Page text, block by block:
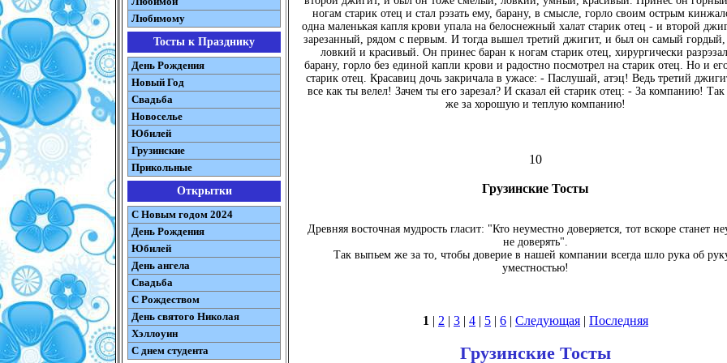
Любимому
Тосты к Празднику
День Рождения
Новый Год
Свадьба
Новоселье
Юбилей
Грузинские
Прикольные
Открытки
С Новым годом 2024
День Рождения
Юбилей
День ангела
Свадьба
С Рождеством
День святого Николая
Хэллоуин
С днем студента
ногам старик отец и стал рэзать ему, барану, в смысле, горло своим острым
одна маленькая капля крови упала на белоснежный халат старик отец - и второй
зарезанный, рядом с первым. И тогда вышел третий джигит, и был он самый
ловкий и красивый. Он принес баран к ногам старик отец, хирургически
барану, горло без единой капли крови и радостно посмотрел на старик отец. Но и
старик отец. Красавиц дочь закричала в ужасе: - Паслушай, атэц! Ведь третий
все как ты велел! Зачем ты его зарезал? И сказал ей старик отец: - За компанию!
же за хорошую и теплую компанию!
10
Грузинские Тосты
Древняя восточная мудрость гласит: "Кто неуместно доверяется, тот вскоре станет
не доверять".
Так выпьем же за то, чтобы доверие в нашей компании всегда шло рука об
уместностью!
1 | 2 | 3 | 4 | 5 | 6 | Следующая | Последняя
Грузинские Тосты